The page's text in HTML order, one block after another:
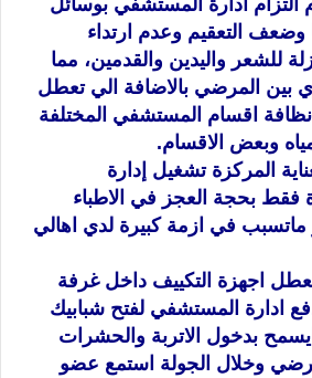
وضعف التعقيم وعدم ارتداء
للشعر واليدين والقدمين، مما
بين المرضي بالاضافة الي تعطل
اقسام المستشفي المختلفة
وبعض الاقسام.
المركزة تشغيل إدارة
لـ 6 اسرة فقط بحجة العجز في الاطباء
في ازمة كبيرة لدي اهالي
اجهزة التكييف داخل غرفة
دفع ادارة المستشفي لفتح شبابيك
بدخول الاتربة والحشرات
وخلال الجولة استمع عضو